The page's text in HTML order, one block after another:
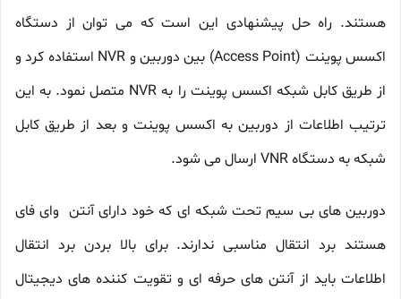
هستند. راه حل پیشنهادی این است که می توان از دستگاه
اکسس پوینت (Access Point) بین دوربین و NVR استفاده کرد و
از طریق کابل شبکه اکسس پوینت را به NVR متصل نمود. به این
ترتیب اطلاعات از دوربین به اکسس پوینت و بعد از طریق کابل
شبکه به دستگاه VNR ارسال می شود.
دوربین های بی سیم تحت شبکه ای که خود دارای آنتن وای فای
هستند برد انتقال مناسبی ندارند. برای بالا بردن برد انتقال
اطلاعات باید از آنتن های حرفه ای و تقویت کننده های دیجیتال